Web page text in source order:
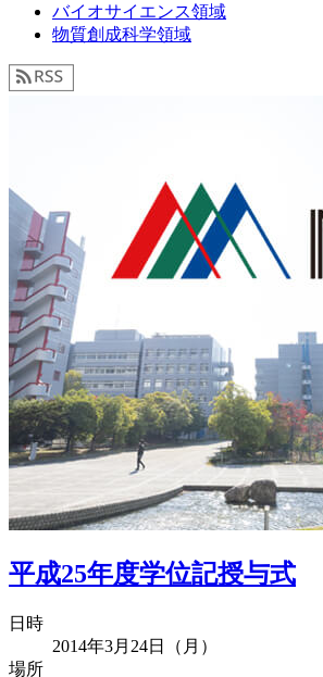
バイオサイエンス領域
物質創成科学領域
平成25年度学位記授与式
日時
2014年3月24日（月）
場所